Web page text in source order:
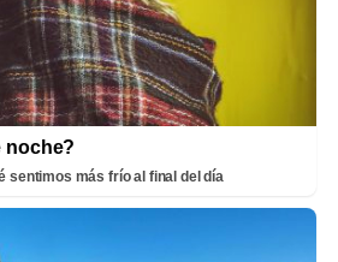
noche?
sentimos más frío al final del día